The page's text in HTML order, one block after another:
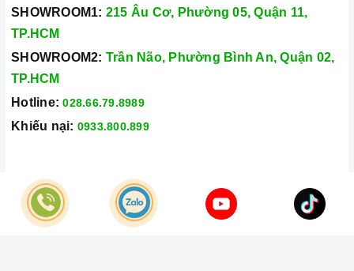
SHOWROOM1: 215 Âu Cơ, Phường 05, Quận 11,
TP.HCM
SHOWROOM2: Trần Não, Phường Bình An, Quận 02,
TP.HCM
Hotline: 028.66.79.8989
Khiếu nại: 0933.800.899
© Bản quyền thuộc vềCông Ty TNHH Home Best Việt Nam
Cung cấp bởi
Sapo